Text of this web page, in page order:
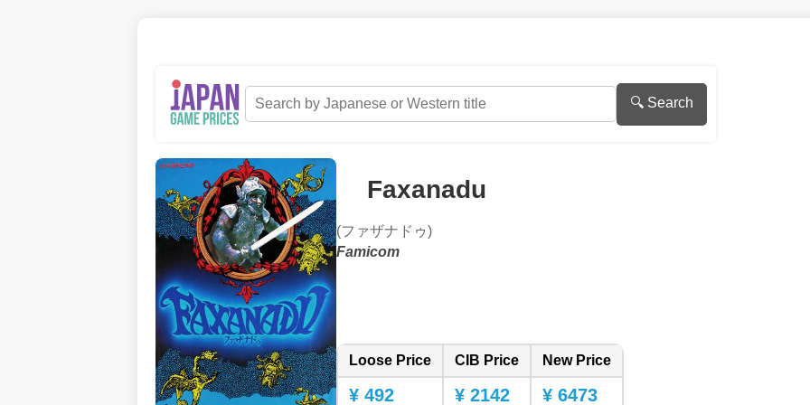
🔍 Search
Faxanadu
(ファザナドゥ)
Famicom
Loose Price CIB Price New Price
¥ 492 ¥ 2142 ¥ 6473